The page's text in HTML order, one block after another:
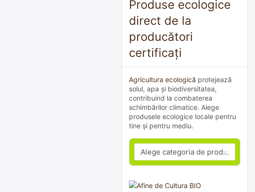
Produse ecologice
direct de la
producători
certificați
Agricultura ecologică protejează
solul, apa și biodiversitatea,
contribuind la combaterea
schimbărilor climatice. Alege
produsele ecologice locale pentru
tine și pentru mediu.